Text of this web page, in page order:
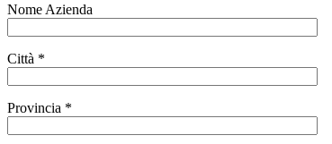
Nome Azienda
Città *
Provincia *